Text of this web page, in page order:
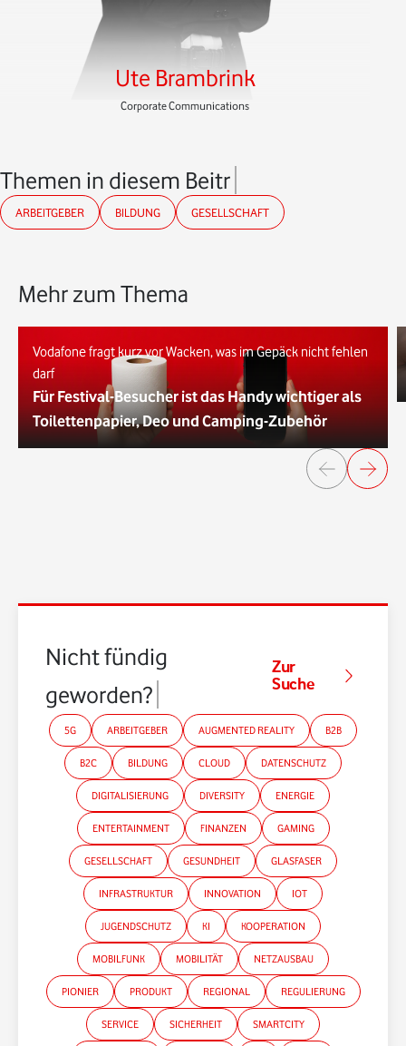
Ute Brambrink
Corporate Communications
Themen in diesem Beitrag
ARBEITGEBER BILDUNG GESELLSCHAFT
Mehr zum Thema
Vodafone fragt kurz vor Wacken, was im Gepäck nicht fehlen
darf
Für Festival-Besucher ist das Handy wichtiger als
Toilettenpapier, Deo und Camping-Zubehör
Nicht fündig
geworden?
Zur
Suche
5G ARBEITGEBER AUGMENTED REALITY B2B
B2C BILDUNG CLOUD DATENSCHUTZ
DIGITALISIERUNG DIVERSITY ENERGIE
ENTERTAINMENT FINANZEN GAMING
GESELLSCHAFT GESUNDHEIT GLASFASER
INFRASTRUKTUR INNOVATION IOT
JUGENDSCHUTZ KI KOOPERATION
MOBILFUNK MOBILITÄT NETZAUSBAU
PIONIER PRODUKT REGIONAL REGULIERUNG
SERVICE SICHERHEIT SMARTCITY